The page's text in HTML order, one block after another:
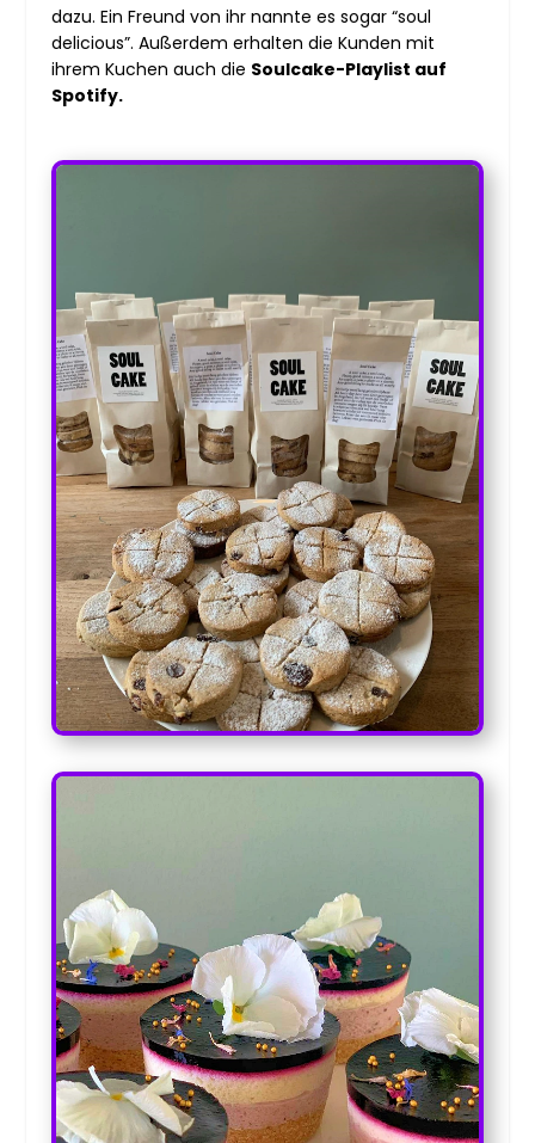
dazu. Ein Freund von ihr nannte es sogar “soul
delicious”. Außerdem erhalten die Kunden mit
ihrem Kuchen auch die Soulcake-Playlist auf
Spotify.